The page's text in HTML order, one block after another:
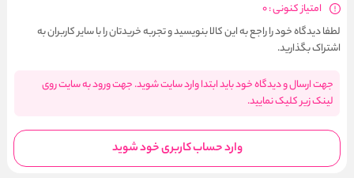
امتیاز کنونی : 0
لطفا دیدگاه خود را راجع به این کالا بنویسید و تجربه خریدتان را با سایر کاربران به
اشتراک بگذارید.
جهت ارسال و دیدگاه خود باید ابتدا وارد سایت شوید. جهت ورود به سایت روی
لینک زیر کلیک نمایید.
وارد حساب کاربری خود شوید